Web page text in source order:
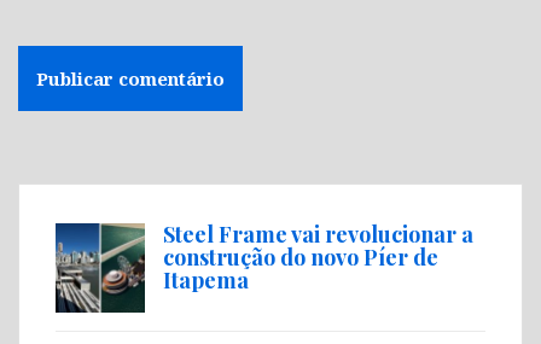
Steel Frame vai revolucionar a
construção do novo Píer de
Itapema